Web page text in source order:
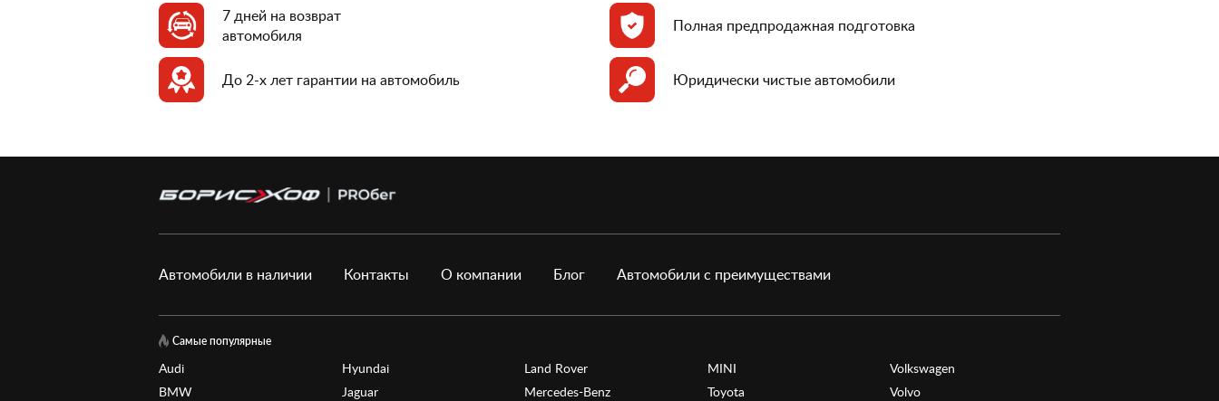
7 дней на возврат
автомобиля
Полная предпродажная подготовка
До 2-х лет гарантии на автомобиль Юридически чистые автомобили
Автомобили в наличии Контакты О компании Блог Автомобили с преимуществами
Самые популярные
Audi
BMW
Hyundai
Jaguar
Land Rover
Mercedes-Benz
MINI
Toyota
Volkswagen
Volvo